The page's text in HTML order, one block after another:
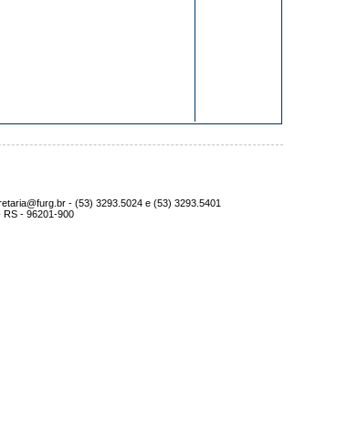
- (53) 3293.5024 e (53) 3293.5401
RS - 96201-900